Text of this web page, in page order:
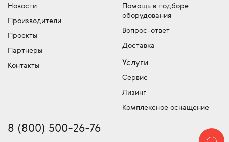
Новости
Производители
Проекты
Партнеры
Контакты
Помощь в подборе
оборудования
Вопрос-ответ
Доставка
Услуги
Сервис
Лизинг
Комплексное оснащение
8 (800) 500-26-76